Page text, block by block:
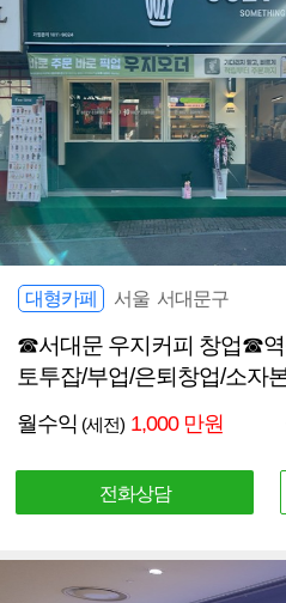
대형카페 서울 서대문구
☎서대문 우지커피 창업☎역
토투잡/부업/은퇴창업/소자
월수익 (세전) 1,000 만원
전화상담